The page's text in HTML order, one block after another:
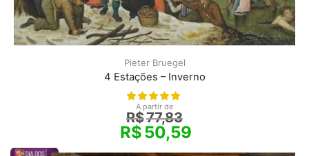
Pieter Bruegel
4 Estações – Inverno
A partir de
R$77,83
R$50,59